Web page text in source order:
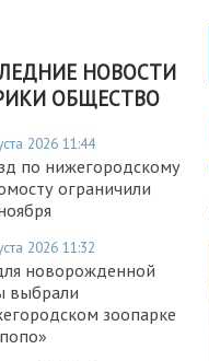
НОВОСТИ
ОБЩЕСТВО
2026 11:44
по нижегородскому
ограничили
2026 11:32
новорожденной
выбрали
зоопарке